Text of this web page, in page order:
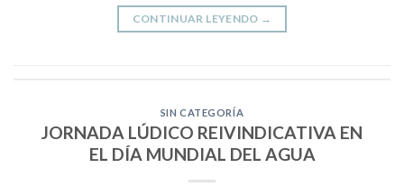
CONTINUAR LEYENDO →
SIN CATEGORÍA
JORNADA LÚDICO REIVINDICATIVA EN
EL DÍA MUNDIAL DEL AGUA